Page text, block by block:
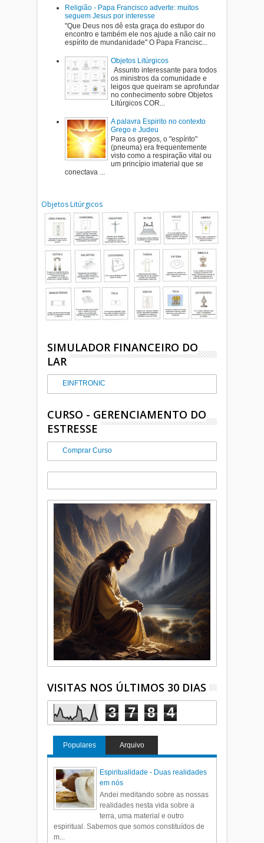
Religião - Papa Francisco adverte: muitos
seguem Jesus por interesse
"Que Deus nos dê esta graça do estupor do
encontro e também ele nos ajude a não cair no
espírito de mundanidade" O Papa Francisc...
Objetos Litúrgicos
Assunto interessante para todos
os ministros da comunidade e
leigos que queiram se aprofundar
no conhecimento sobre Objetos
Litúrgicos COR...
A palavra Espirito no contexto
Grego e Judeu
Para os gregos, o "espírito"
(pneuma) era frequentemente
visto como a respiração vital ou
um princípio imaterial que se
conectava ...
Objetos Litúrgicos
SIMULADOR FINANCEIRO DO
LAR
EINFTRONIC
CURSO - GERENCIAMENTO DO
ESTRESSE
Comprar Curso
VISITAS NOS ÚLTIMOS 30 DIAS
3 7 8 4
Populares Arquivo
Espiritualidade - Duas realidades
em nós
Andei meditando sobre as nossas
realidades nesta vida sobre a
terra, uma material e outro
espiritual. Sabemos que somos constituídos de
m...